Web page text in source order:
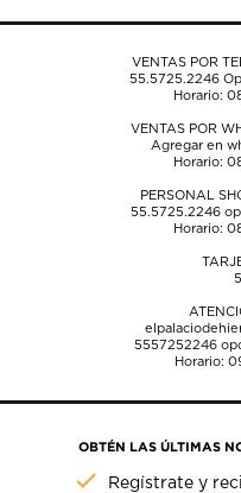
de
de
de
de
de
VENTAS POR
55.5725.2246
Horario:
VENTAS POR
Agregar en
Horario:
PERSONAL
55.5725.2246
Horario:
5557252246
Horario:
OBTÉN LAS ÚLTIMAS
Regístrate y